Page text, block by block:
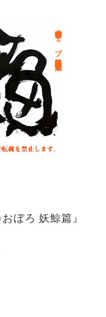
総合文学ウェブ情報誌 文学金魚
ぼろ 妖鯨篇』